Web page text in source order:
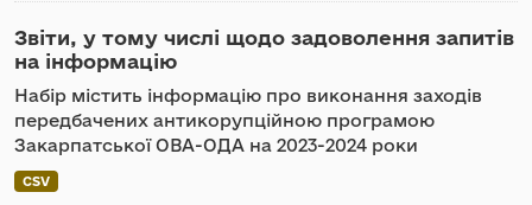
Звіти, у тому числі щодо задоволення запитів
на інформацію
Набір містить інформацію про виконання заходів
передбачених антикорупційною програмою
Закарпатської ОВА-ОДА на 2023-2024 роки
CSV